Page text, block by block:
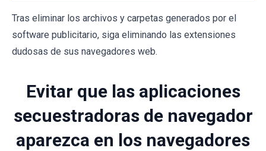
Tras eliminar los archivos y carpetas generados por el
software publicitario, siga eliminando las extensiones
dudosas de sus navegadores web.
Evitar que las aplicaciones
secuestradoras de navegador
aparezca en los navegadores